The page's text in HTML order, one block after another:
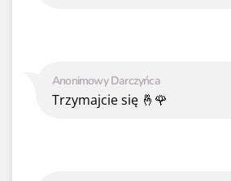
Anonimowy Darczyńca
Trzymajcie się 🤞🌹